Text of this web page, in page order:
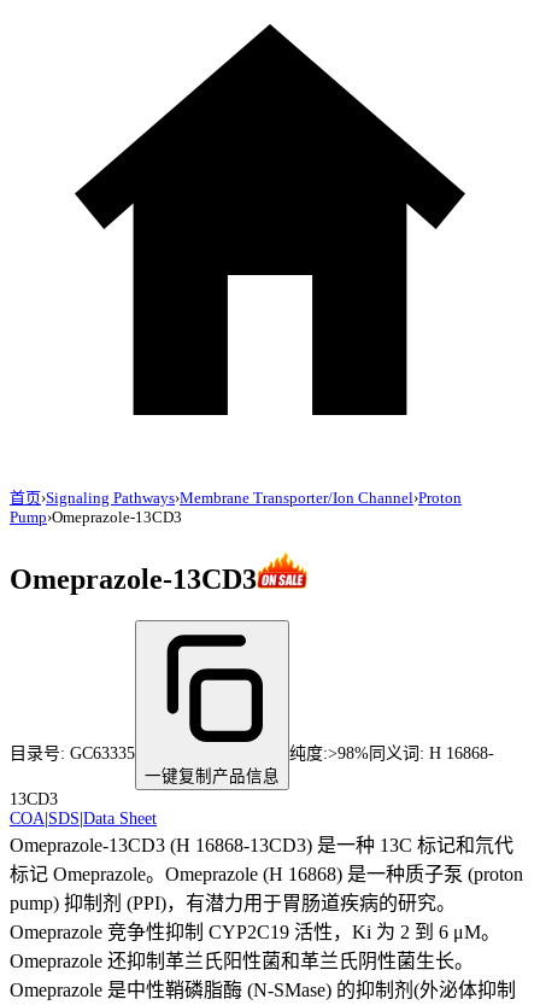
首页›Signaling Pathways›Membrane Transporter/Ion Channel›Proton
Pump›Omeprazole-13CD3
Omeprazole-13CD3
目录号: GC63335
一键复制产品信息
纯度:>98% 同义词: H 16868-
13CD3
COA SDS Data Sheet
Omeprazole-13CD3 (H 16868-13CD3) 是一种 13C 标记和氘代
标记 Omeprazole。Omeprazole (H 16868) 是一种质子泵 (proton
pump) 抑制剂 (PPI)，有潜力用于胃肠道疾病的研究。
Omeprazole 竞争性抑制 CYP2C19 活性，Ki 为 2 到 6 μM。
Omeprazole 还抑制革兰氏阳性菌和革兰氏阴性菌生长。
Omeprazole 是中性鞘磷脂酶 (N-SMase) 的抑制剂(外泌体抑制